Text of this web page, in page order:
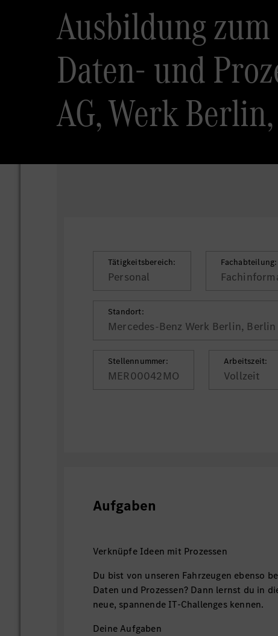
Ausbildung
Daten- und
AG, Werk
Tätigkeitsbereich:
Personal
Fachabteilung:
Standort:
Mercedes-Benz Werk Berlin, Berlin
Stellennummer:
MER00042MO
Arbeitszeit:
Vollzeit
Aufgaben
Verknüpfe Ideen mit Prozessen
Du bist von unseren Fahrzeugen ebenso
Daten und Prozessen? Dann lernst du in
neue, spannende IT-Challenges kennen.
Deine Aufgaben